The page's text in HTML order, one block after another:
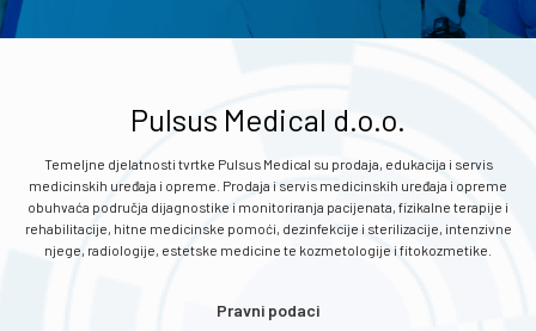
Pulsus Medical d.o.o.
Temeljne djelatnosti tvrtke Pulsus Medical su prodaja, edukacija i servis
medicinskih uređaja i opreme. Prodaja i servis medicinskih uređaja i opreme
obuhvaća područja dijagnostike i monitoriranja pacijenata, fizikalne terapije i
rehabilitacije, hitne medicinske pomoći, dezinfekcije i sterilizacije, intenzivne
njege, radiologije, estetske medicine te kozmetologije i fitokozmetike.
Pravni podaci